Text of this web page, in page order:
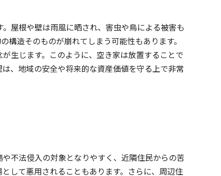
屋根や壁は雨風に晒され、害虫や鳥による被害も
造そのものが崩れてしまう可能性もあります。
生じます。このように、空き家は放置することで
、地域の安全や将来的な資産価値を守る上で非常
不法侵入の対象となりやすく、近隣住民からの苦
して悪用されることもあります。さらに、周辺住